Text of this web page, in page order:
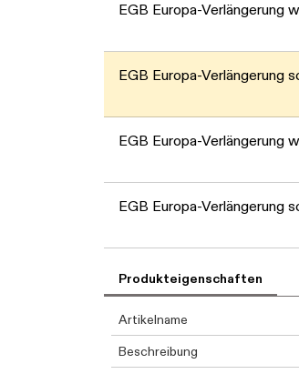
EGB Europa-Verlängerung
EGB Europa-Verlängerung
EGB Europa-Verlängerung
EGB Europa-Verlängerung
Produkteigenschaften
Artikelname
Beschreibung